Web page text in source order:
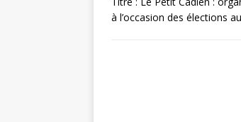
à l’occasion des élections